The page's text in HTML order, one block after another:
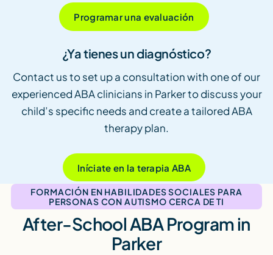
Programar una evaluación
¿Ya tienes un diagnóstico?
Contact us to set up a consultation with one of our
experienced ABA clinicians in Parker to discuss your
child’s specific needs and create a tailored ABA
therapy plan.
Iníciate en la terapia ABA
FORMACIÓN EN HABILIDADES SOCIALES PARA
PERSONAS CON AUTISMO CERCA DE TI
After-School ABA Program in
Parker